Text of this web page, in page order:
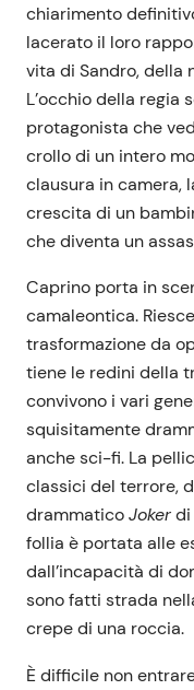
chiarimento
lacerato il loro
vita di Sandro, della
L’occhio della regia
protagonista che
crollo di un intero
clausura in camera,
crescita di un
che diventa un
Caprino porta in
camaleontica.
trasformazione da
tiene le redini della
convivono i vari
squisitamente
anche sci-fi. La
classici del terrore,
drammaticoJokerdi
follia è portata alle
dall’incapacità di
sono fatti strada
crepe di una roccia.
È difficile non